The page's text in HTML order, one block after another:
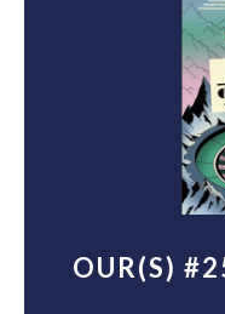
OUR(S)